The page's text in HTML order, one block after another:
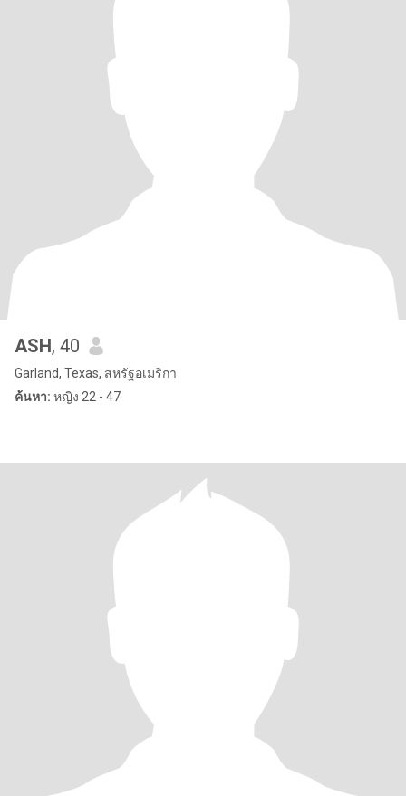
ASH, 40
Garland, Texas, สหรัฐอเมริกา
ค้นหา: หญิง 22 - 47